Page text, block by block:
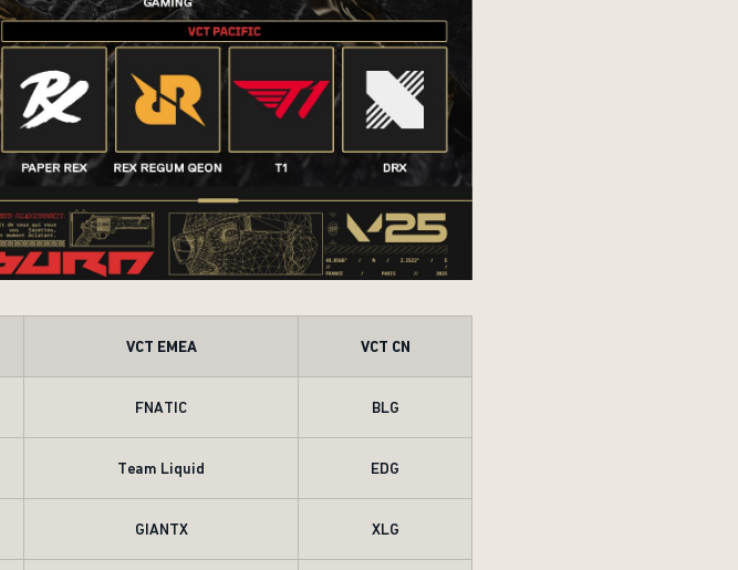
VCT EMEA VCT CN
FNATIC BLG
Team Liquid EDG
GIANTX XLG